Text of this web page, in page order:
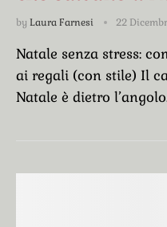
by Laura Farnesi 22
Natale senza stress:
ai regali (con stile) Il
Natale è dietro